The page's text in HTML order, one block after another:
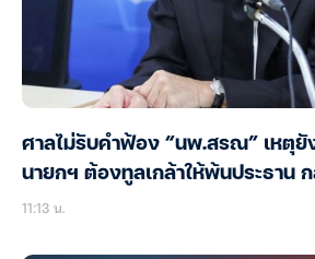
ศาลไม่รับคำฟ้อง “นพ.สรณ” เหตุยั
นายกฯ ต้องทูลเกล้าให้พ้นประธาน
11:13 น.